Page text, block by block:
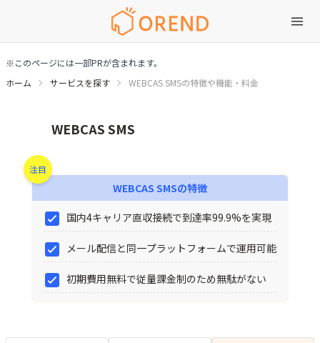
※このページには一部PRが含まれます。
ホーム
サービスを探す WEBCAS SMSの特徴や機能・料金
WEBCAS SMS
注目
WEBCAS SMSの特徴
国内4キャリア直収接続で到達率99.9%を実現
メール配信と同一プラットフォームで運用可能
初期費用無料で従量課金制のため無駄がない